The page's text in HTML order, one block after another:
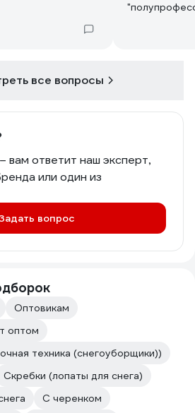
все вопросы
вам ответит наш эксперт,
или один из
вопрос
Оптовикам
оптом
техника (снегоуборщики))
Скребки (лопаты для снега)
С черенком